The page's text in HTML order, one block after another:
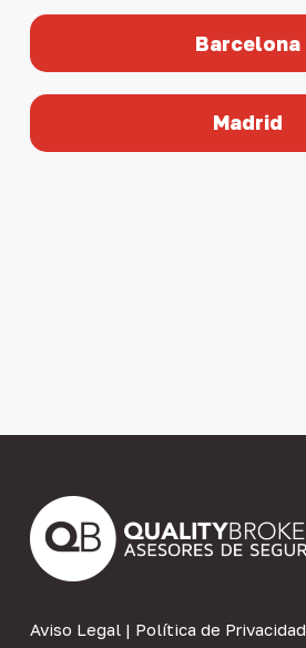
Barcelona
Madrid
Aviso Legal| Política de Privacidad